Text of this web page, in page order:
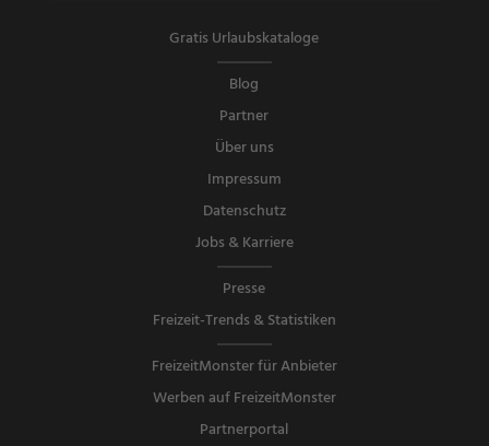
Gratis Urlaubskataloge
Blog
Partner
Über uns
Impressum
Datenschutz
Jobs & Karriere
Presse
Freizeit-Trends & Statistiken
FreizeitMonster für Anbieter
Werben auf FreizeitMonster
Partnerportal